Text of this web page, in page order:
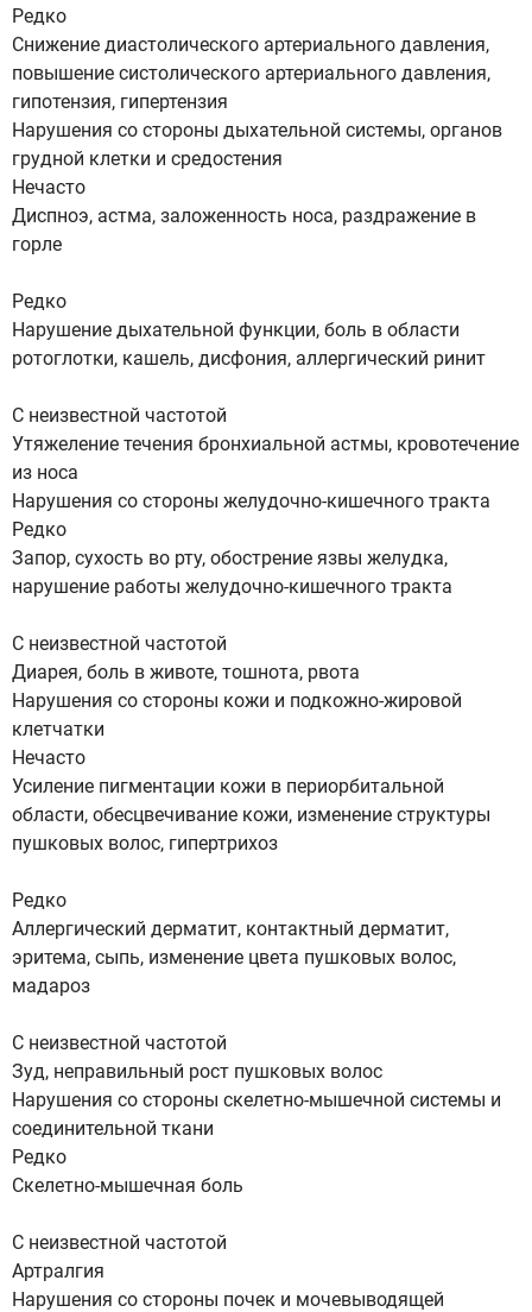
Редко
Снижение диастолического артериального давления,
повышение систолического артериального давления,
гипотензия, гипертензия
Нарушения со стороны дыхательной системы, органов
грудной клетки и средостения
Нечасто
Диспноэ, астма, заложенность носа, раздражение в
горле
Редко
Нарушение дыхательной функции, боль в области
ротоглотки, кашель, дисфония, аллергический ринит
С неизвестной частотой
Утяжеление течения бронхиальной астмы, кровотечение
из носа
Нарушения со стороны желудочно-кишечного тракта
Редко
Запор, сухость во рту, обострение язвы желудка,
нарушение работы желудочно-кишечного тракта
С неизвестной частотой
Диарея, боль в животе, тошнота, рвота
Нарушения со стороны кожи и подкожно-жировой
клетчатки
Нечасто
Усиление пигментации кожи в периорбитальной
области, обесцвечивание кожи, изменение структуры
пушковых волос, гипертрихоз
Редко
Аллергический дерматит, контактный дерматит,
эритема, сыпь, изменение цвета пушковых волос,
мадароз
С неизвестной частотой
Зуд, неправильный рост пушковых волос
Нарушения со стороны скелетно-мышечной системы и
соединительной ткани
Редко
Скелетно-мышечная боль
С неизвестной частотой
Артралгия
Нарушения со стороны почек и мочевыводящей